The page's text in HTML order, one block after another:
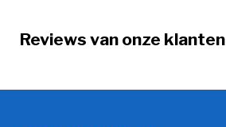
Reviews van onze klanten